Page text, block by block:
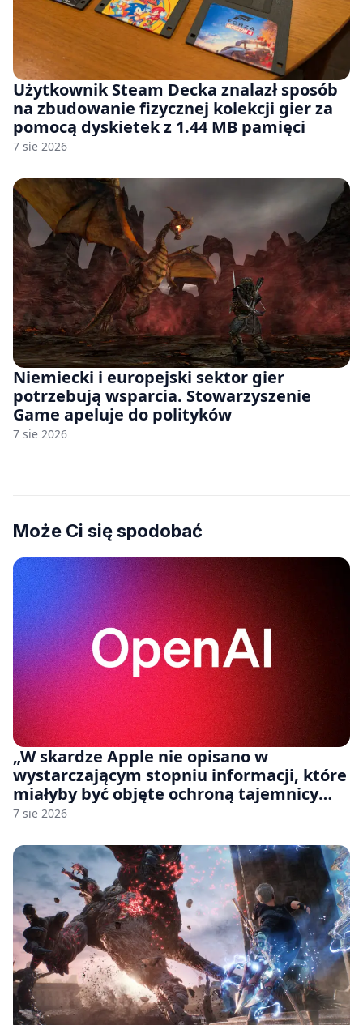
Użytkownik Steam Decka znalazł sposób
na zbudowanie fizycznej kolekcji gier za
pomocą dyskietek z 1.44 MB pamięci
7 sie 2026
Niemiecki i europejski sektor gier
potrzebują wsparcia. Stowarzyszenie
Game apeluje do polityków
7 sie 2026
Może Ci się spodobać
„W skardze Apple nie opisano w
wystarczającym stopniu informacji, które
miałyby być objęte ochroną tajemnicy
handlowej”. OpenAI żąda odrzucenia
7 sie 2026